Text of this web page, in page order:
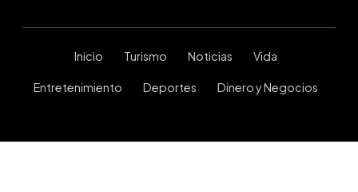
Inicio Turismo Noticias Vida
Entretenimiento Deportes Dinero y Negocios